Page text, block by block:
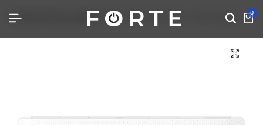
0
Početna Klima uređaji VOX IFG12 AACT 12ka – Klima uređaj